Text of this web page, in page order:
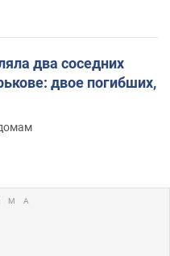
два соседних
двое погибших,